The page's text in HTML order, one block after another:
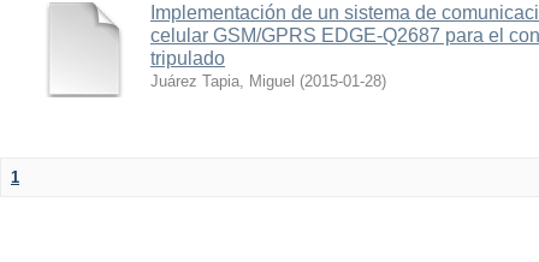
Implementación de un sistema de
celular GSM/GPRS EDGE-Q2687 para el
tripulado
Juárez Tapia, Miguel (2015-01-28)
1